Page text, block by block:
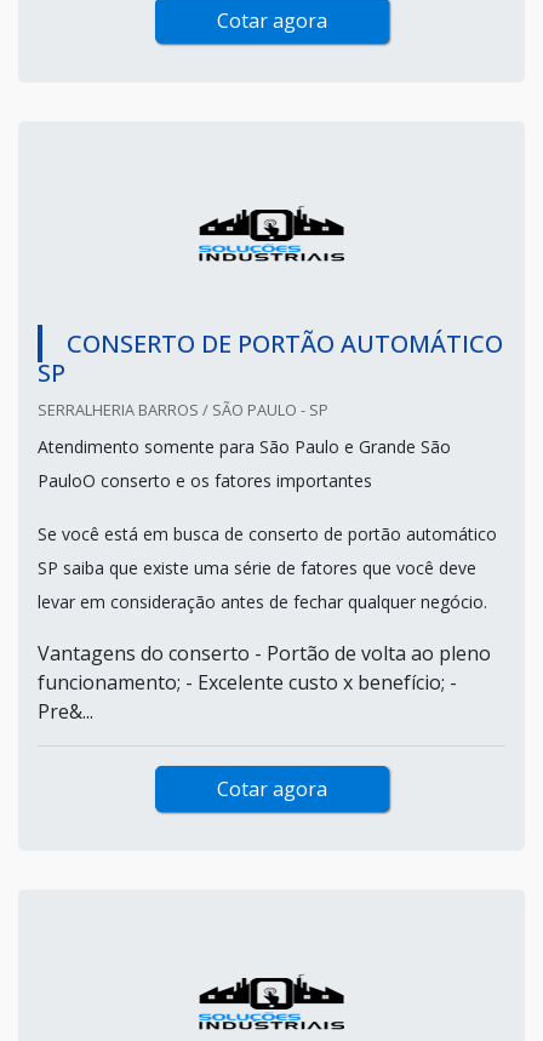
Cotar agora
CONSERTO DE PORTÃO AUTOMÁTICO
SP
SERRALHERIA BARROS / SÃO PAULO - SP
Atendimento somente para São Paulo e Grande São
PauloO conserto e os fatores importantes
Se você está em busca de conserto de portão automático
SP saiba que existe uma série de fatores que você deve
levar em consideração antes de fechar qualquer negócio.
Vantagens do conserto - Portão de volta ao pleno
funcionamento; - Excelente custo x benefício; -
Pre&...
Cotar agora